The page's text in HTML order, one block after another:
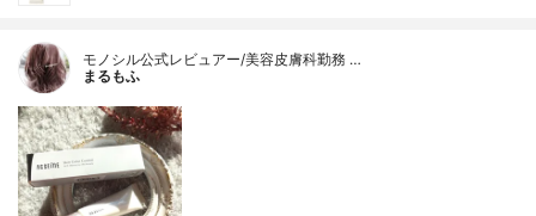
モノシル公式レビュアー/美容皮膚科勤務 …
まるもふ